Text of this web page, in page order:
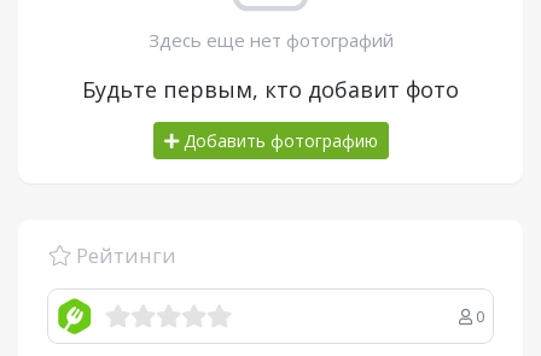
Здесь еще нет фотографий
Будьте первым, кто добавит фото
Добавить фотографию
Рейтинги
0